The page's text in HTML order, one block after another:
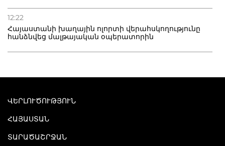
12:22
Հայաստանի խաղային ոլորտի վերահսկողությունը
հանձնվեց մալթայական օպերատորին
ՎԵՐԼՈՒԾՈՒԹՅՈՒՆ
ՀԱՅԱՍՏԱՆ
ՏԱՐԱԾԱՇՐՋԱՆ